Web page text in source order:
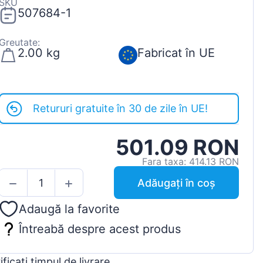
507684-1
2.00 kg Fabricat în UE
Retururi gratuite în 30 de zile în UE!
501.09 RON
Fara taxa: 414.13 RON
Adăugați în coș
Adaugă la favorite
Întreabă despre acest produs